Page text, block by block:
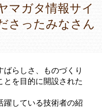
マガタ情報サイ
さったみなさん
らしさ、ものづくり
を目的に開設された
躍している技術者の紹